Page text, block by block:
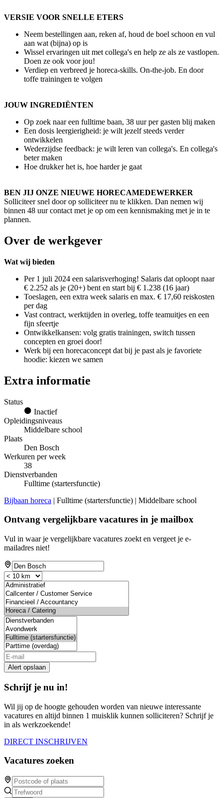
VERSIE VOOR SNELLE ETERS
Neem bestellingen aan, reken af, houd de boel schoon en vul
aan wat (bijna) op is
Wissel ervaringen uit met collega's en help ze als ze vastlopen.
Doen ze ook voor jou!
Verdiep en verbreed je horeca-skills. On-the-job. En door
toffe trainingen te volgen
JOUW INGREDIËNTEN
Op zoek naar een fulltime baan, 38 uur per gasten blij maken
Een dosis leergierigheid: je wilt jezelf steeds verder
ontwikkelen
Wederzijdse feedback: je wilt leren van collega's. En collega's
beter maken
Hoe drukker het is, hoe harder je gaat
BEN JIJ ONZE NIEUWE HORECAMEDEWERKER
Solliciteer snel door op solliciteer nu te klikken. Dan nemen wij
binnen 48 uur contact met je op om een kennismaking met je in te
plannen.
Over de werkgever
Wat wij bieden
Per 1 juli 2024 een salarisverhoging! Salaris dat oploopt naar
€ 2.252 als je (20+) bent en start bij € 1.238 (16 jaar)
Toeslagen, een extra week salaris en max. € 17,60 reiskosten
per dag
Vast contract, werktijden in overleg, toffe teamuitjes en een
fijn sfeertje
Ontwikkelkansen: volg gratis trainingen, switch tussen
concepten en groei door!
Werk bij een horecaconcept dat bij je past als je favoriete
hoodie: kiezen we samen
Extra informatie
Status
Inactief
Opleidingsniveaus
Middelbare school
Plaats
Den Bosch
Werkuren per week
38
Dienstverbanden
Fulltime (startersfunctie)
Bijbaan horeca | Fulltime (startersfunctie) | Middelbare school
Ontvang vergelijkbare vacatures in je mailbox
Vul in waar je vergelijkbare vacatures zoekt en vergeet je e-
mailadres niet!
If
you
are
a
human,
ignore
this
field
Alert opslaan
Schrijf je nu in!
Wil jij op de hoogte gehouden worden van nieuwe interessante
vacatures en altijd binnen 1 muisklik kunnen solliciteren? Schrijf je
in als werkzoekende!
DIRECT INSCHRIJVEN
Vacatures zoeken